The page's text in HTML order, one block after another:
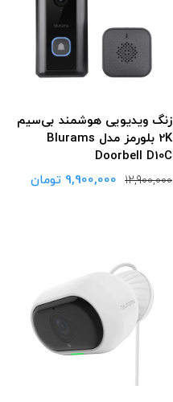
زنگ ویدیویی هوشمند بی‌سیم
2K بلورمز مدل Blurams
Doorbell D10C
12,900,000 9,900,000 تومان